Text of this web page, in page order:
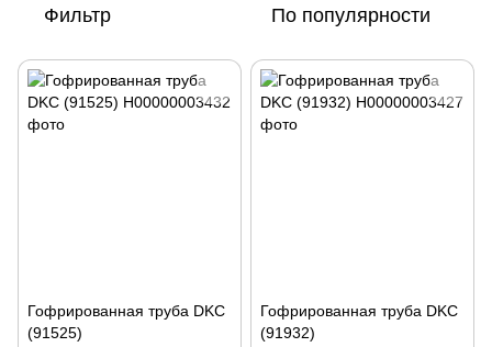
Фильтр По популярности
Гофрированная труба DKC
(91525)
Гофрированная труба DKC
(91932)